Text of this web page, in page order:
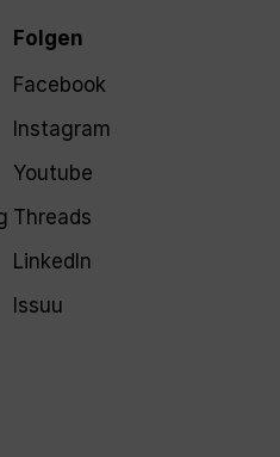
Folgen
Facebook
Instagram
Youtube
Threads
LinkedIn
Issuu